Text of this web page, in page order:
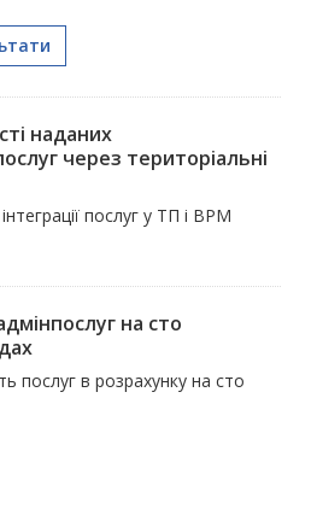
наданих
через територіальні
послуг у ТП і ВРМ
на сто
послуг в розрахунку на сто